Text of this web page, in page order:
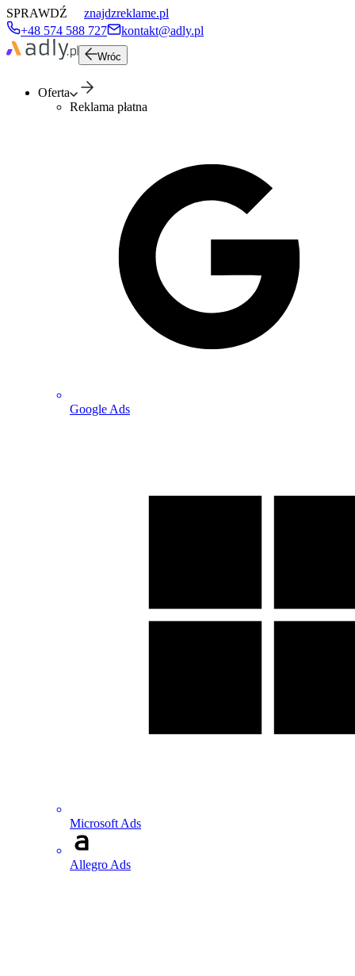
SPRAWDŹ
znajdzreklame.pl
+48 574 588 727
kontakt@adly.pl
Wróc
Oferta
Reklama płatna
Google Ads
Microsoft Ads
Allegro Ads